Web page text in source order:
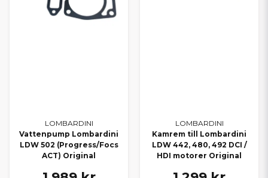
LOMBARDINI
Vattenpump Lombardini
LDW 502 (Progress/Focs
ACT) Original
LOMBARDINI
Kamrem till Lombardini
LDW 442, 480, 492 DCI /
HDI motorer Original